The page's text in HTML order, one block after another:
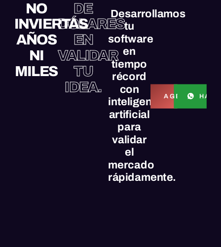
NO
INVIERTAS
AÑOS
NI
MILES
DE
DÓLARES
EN
VALIDAR
TU
IDEA.
Desarrollamos
tu
software
en
tiempo
récord
con
inteligencia
artificial
para
validar
el
mercado
rápidamente.
AGENDAR